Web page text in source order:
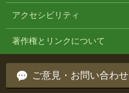
アクセシビリティ
著作権とリンクについて
ご意見・お問い合わせ